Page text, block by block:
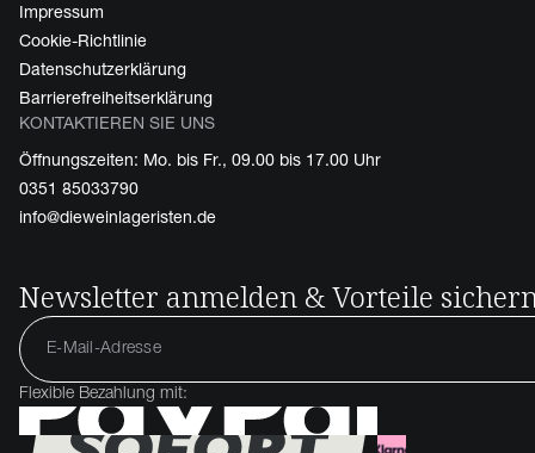
Impressum
Cookie-Richtlinie
Datenschutzerklärung
Barrierefreiheitserklärung
KONTAKTIEREN SIE UNS
Öffnungszeiten: Mo. bis Fr., 09.00 bis 17.00 Uhr
0351 85033790
info@dieweinlageristen.de
Newsletter anmelden & Vorteile
Flexible Bezahlung mit: